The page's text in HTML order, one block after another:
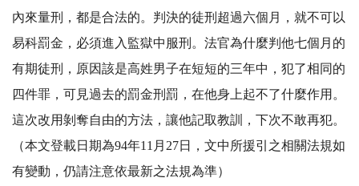
內來量刑，都是合法的。判決的徒刑超過六個月，就不可以
易科罰金，必須進入監獄中服刑。法官為什麼判他七個月的
有期徒刑，原因該是高姓男子在短短的三年中，犯了相同的
四件罪，可見過去的罰金刑罰，在他身上起不了什麼作用。
這次改用剝奪自由的方法，讓他記取教訓，下次不敢再犯。
（本文登載日期為94年11月27日，文中所援引之相關法規如
有變動，仍請注意依最新之法規為準）